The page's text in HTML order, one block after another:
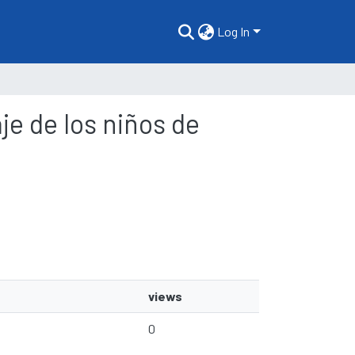
Log In
de los niños de
views
0